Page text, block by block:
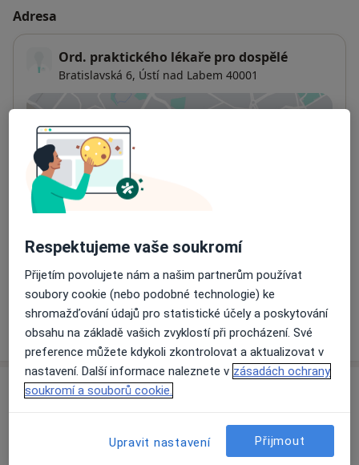
Adresa
Ord. praktického lékaře pro dospělé
Bratislavská 6, Ústí nad Labem 40001
Dostupnost
Na této adrese online kalendář není aktivní
Co mám v takové situaci udělat?
Způsoby platby (soukromé návštěvy)
Na teto adrese lékař přijímá pacienty na pojišťovnu
Detaily
Víceo adrese
Názory
Přidejte svůj názor
Respektujeme vaše soukromí
Přijetím povolujete nám a našim partnerům používat
soubory cookie (nebo podobné technologie) ke
shromažďování údajů pro statistické účely a poskytování
obsahu na základě vašich zvyklostí při procházení. Své
preference můžete kdykoli zkontrolovat a aktualizovat v
nastavení. Další informace naleznete v zásadách ochrany
soukromí a souborů cookie.
Upravit nastavení Přijmout